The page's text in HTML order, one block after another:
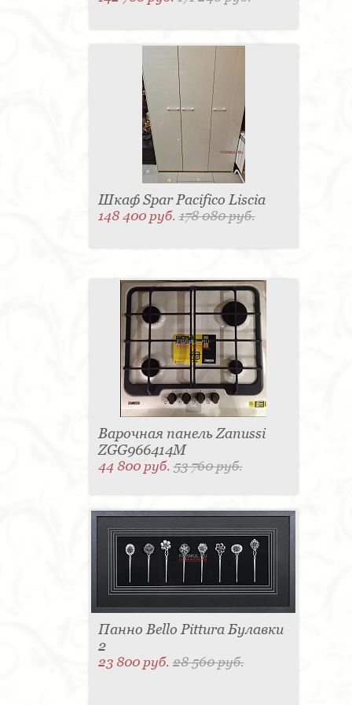
Шкаф Spar Pacifico Liscia
148 400 руб.178 080 руб.
Варочная панель Zanussi
ZGG966414M
44 800 руб.53 760 руб.
Панно Bello Pittura Булавки
2
23 800 руб.28 560 руб.